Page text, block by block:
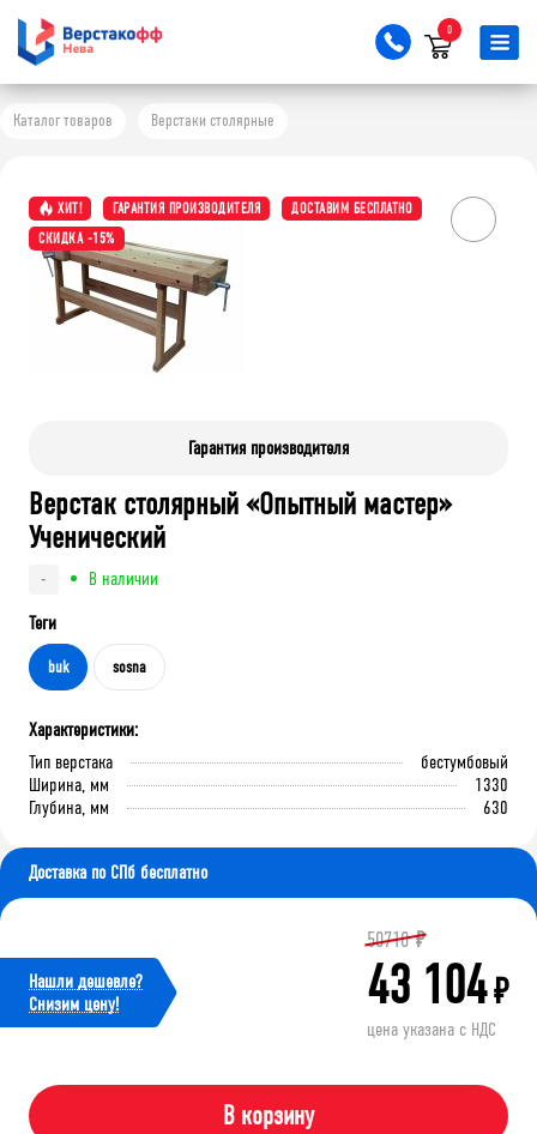
0
Каталог товаров Верстаки столярные
ХИТ! ГАРАНТИЯ ПРОИЗВОДИТЕЛЯ
ДОСТАВИМ БЕСПЛАТНО
СКИДКА -15%
Гарантия производителя
Верстак столярный «Опытный мастер»
Ученический
-
В наличии
Теги
buk sosna
Характеристики:
Тип верстака
бестумбовый
Ширина, мм
1330
Глубина, мм
630
Доставка по СПб бесплатно
Нашли дешевле?
Cнизим цену!
50710 ₽
43 104₽
цена указана с НДС
В корзину